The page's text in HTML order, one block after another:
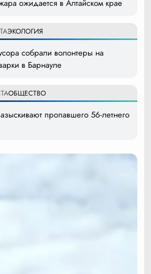
ожидается в Алтайском крае
ЭКОЛОГИЯ
собрали волонтеры на
в Барнауле
ОБЩЕСТВО
пропавшего 56-летнего